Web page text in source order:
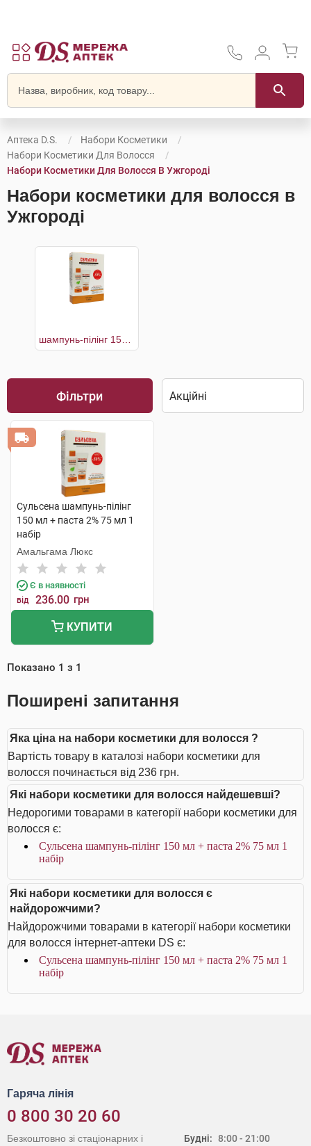
Аптека D.S.
Набори Косметики
Набори Косметики Для Волосся
Набори Косметики Для Волосся В Ужгороді
Набори косметики для волосся в
Ужгороді
Фільтри
Сульсена шампунь-пілінг
150 мл + паста 2% 75 мл 1
набір
Амальгама Люкс
Є в наявності
від 236.00 грн
КУПИТИ
Показано 1 з 1
Поширені запитання
Яка ціна на набори косметики для волосся ?
Вартість товару в каталозі набори косметики для
волосся починається від 236 грн.
Які набори косметики для волосся найдешевші?
Недорогими товарами в категорії набори косметики для
волосся є:
Сульсена шампунь-пілінг 150 мл + паста 2% 75 мл 1
набір
Які набори косметики для волосся є
найдорожчими?
Найдорожчими товарами в категорії набори косметики
для волосся інтернет-аптеки DS є:
Сульсена шампунь-пілінг 150 мл + паста 2% 75 мл 1
набір
Гаряча лінія
0 800 30 20 60
Будні: 8:00 - 21:00
Безкоштовно зі стаціонарних і